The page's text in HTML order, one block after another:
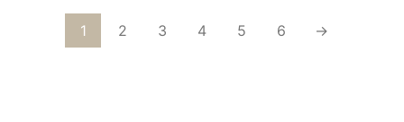
1 2 3 4 5 6 →